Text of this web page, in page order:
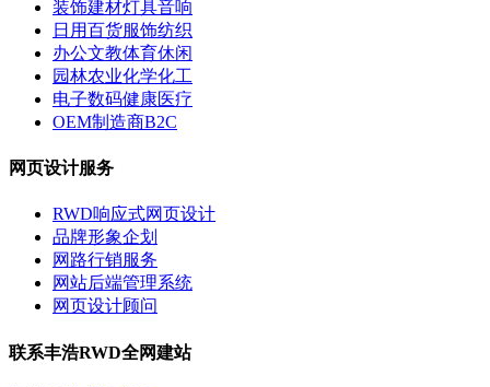
装饰建材灯具音响
日用百货服饰纺织
办公文教体育休闲
园林农业化学化工
电子数码健康医疗
OEM制造商B2C
网页设计服务
RWD响应式网页设计
品牌形象企划
网路行销服务
网站后端管理系统
网页设计顾问
联系丰浩RWD全网建站